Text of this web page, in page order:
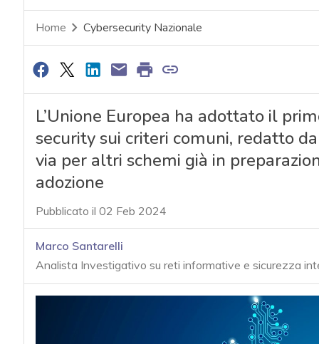
Home Cybersecurity Nazionale
L’Unione Europea ha adottato il
security sui criteri comuni, redatto
via per altri schemi già in
adozione
Pubblicato il 02 Feb 2024
Marco Santarelli
Analista Investigativo su reti informative e sicurezza